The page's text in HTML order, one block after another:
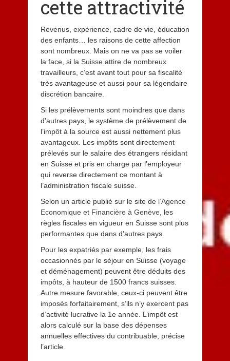
cette attractivité
Revenus, expérience, cadre de vie, éducation
des enfants… les raisons de cette affection
sont nombreux. Mais on ne va pas se voiler
la face, si la Suisse attire de nombreux
travailleurs, c’est avant tout pour sa fiscalité
très avantageuse et aussi pour sa légendaire
discrétion bancaire.
Si les prélèvements sont moindres que dans
d’autres pays, le système de prélèvement de
l’impôt à la source est aussi nettement plus
avantageux. Les impôts sont directement
prélevés sur le salaire des étrangers résidant
en Suisse et pris en charge par l’employeur
qui reverse directement ce montant à
l’administration fiscale suisse.
Selon un article publié sur le site de l’Agence
Economique et Financière à Genève , les
règles fiscales en vigueur en Suisse sont plus
performantes que dans d’autres pays.
Pour les expatriés par exemple, les frais
occasionnés par le séjour en Suisse (voyage
et déménagement) peuvent être déduits des
impôts, à hauteur de 1500 francs suisses.
Autre mesure favorable, ceux-ci peuvent être
imposés forfaitairement, s’ils n’y exercent pas
d’activité lucrative la 1e année. L’impôt est
alors calculé sur la base des dépenses
annuelles effectives du contribuable, précise
l’article.